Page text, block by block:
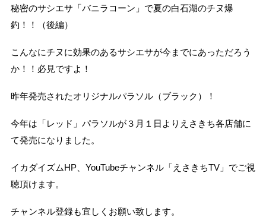
秘密のサシエサ「バニラコーン」で夏の白石湖のチヌ爆
釣！！（後編）
こんなにチヌに効果のあるサシエサが今までにあっただろう
か！！必見ですよ！
昨年発売されたオリジナルパラソル（ブラック）！
今年は「レッド」パラソルが３月１日よりえさきち各店舗に
て発売になりました。
イカダイズムHP、YouTubeチャンネル「えさきちTV」でご視
聴頂けます。
チャンネル登録も宜しくお願い致します。